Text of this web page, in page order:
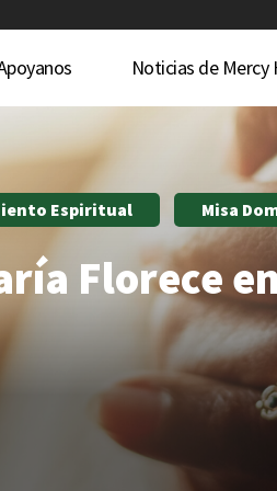
Noticias de Mercy
Espiritual Misa
Florece